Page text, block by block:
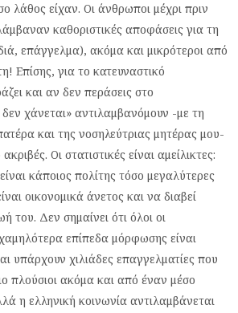
λάθος είχαν. Οι άνθρωποι μέχρι πριν
καθοριστικές αποφάσεις για τη
επάγγελμα), ακόμα και μικρότεροι από
Επίσης, για το κατευναστικό
και αν δεν περάσεις στο
δεν χάνεται» αντιλαμβανόμουν -με τη
και της νοσηλεύτριας μητέρας μου-
Οι στατιστικές είναι αμείλικτες:
κάποιος πολίτης τόσο μεγαλύτερες
οικονομικά άνετος και να διαβεί
του. Δεν σημαίνει ότι όλοι οι
επίπεδα μόρφωσης είναι
υπάρχουν χιλιάδες επαγγελματίες που
πλούσιοι ακόμα και από έναν μέσο
η ελληνική κοινωνία αντιλαμβάνεται